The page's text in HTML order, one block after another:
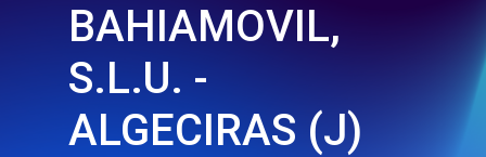
BAHIAMOVIL,
S.L.U. -
ALGECIRAS (J)